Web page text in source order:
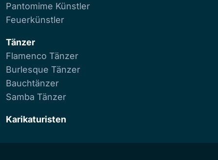
Pantomime Künstler
Feuerkünstler
Tänzer
Flamenco Tänzer
Burlesque Tänzer
Bauchtänzer
Samba Tänzer
Karikaturisten